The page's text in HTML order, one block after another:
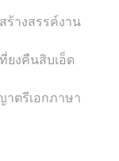
ร้างสรรค์งาน
ยงคืนสิบเอ็ด
ตรีเอกภาษา